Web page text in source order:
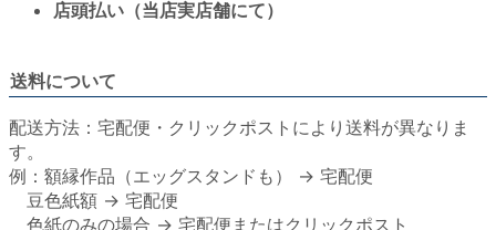
店頭払い（当店実店舗にて）
送料について
配送方法：宅配便・クリックポストにより送料が異なりま
す。
例：額縁作品（エッグスタンドも） → 宅配便
豆色紙額 → 宅配便
色紙のみの場合 → 宅配便またはクリックポスト